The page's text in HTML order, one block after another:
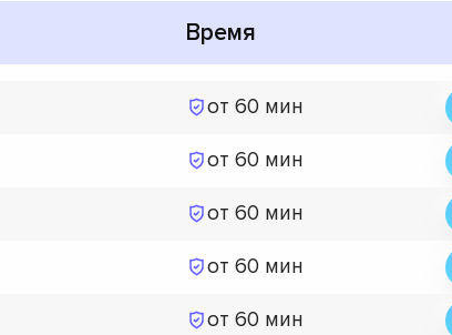
Время
от 60 мин
от 60 мин
от 60 мин
от 60 мин
от 60 мин